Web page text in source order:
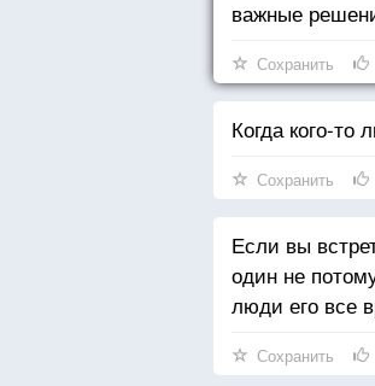
важные
Сохранить
Когда кого-
Сохранить
Если вы
один не
люди его все
Сохранить